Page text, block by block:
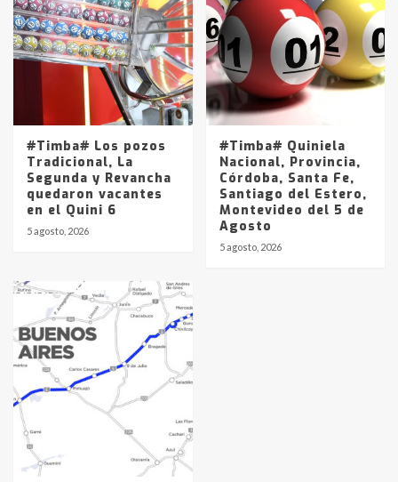
#Timba# Los pozos
Tradicional, La
Segunda y Revancha
quedaron vacantes
en el Quini 6
5 agosto, 2026
#Timba# Quiniela
Nacional, Provincia,
Córdoba, Santa Fe,
Santiago del Estero,
Montevideo del 5 de
Agosto
5 agosto, 2026